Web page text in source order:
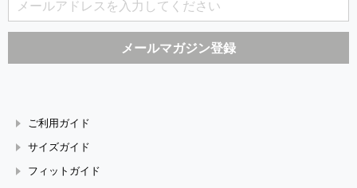
ご利用ガイド
サイズガイド
フィットガイド